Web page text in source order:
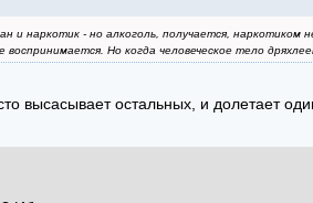
и наркотик - но алкоголь, получается, наркотиком
Но когда человеческое тело
высасывает остальных, и долетает